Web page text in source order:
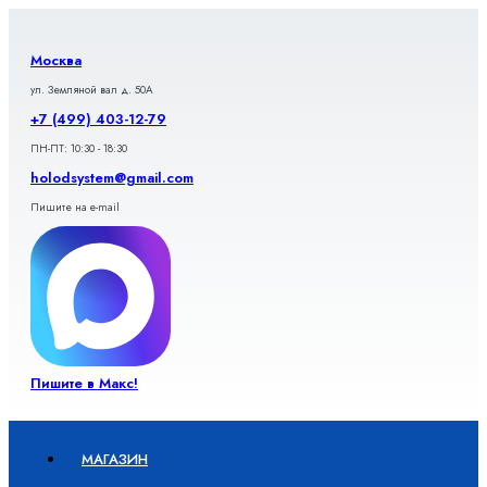
содержимому
Москва
ул. Земляной вал д. 50А
+7 (499) 403-12-79
ПН-ПТ: 10:30 - 18:30
holodsystem@gmail.com
Пишите на e-mail
Пишите в Макс!
МАГАЗИН